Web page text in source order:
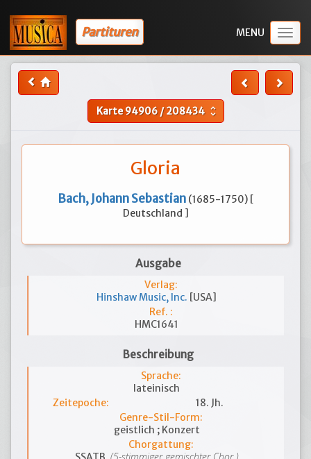
Partituren
Karte94906/208434 unfold_more
Gloria
Bach, Johann Sebastian (1685-1750) [
Deutschland ]
Ausgabe
Verlag:
Hinshaw Music, Inc. [USA]
Ref. :
HMC1641
Beschreibung
Sprache:
lateinisch
Zeitepoche:
18. Jh.
Genre-Stil-Form:
geistlich ; Konzert
Chorgattung: